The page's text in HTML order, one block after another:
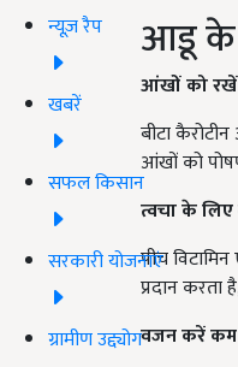
न्यूज़ रैप
खबरें
सफल किसान
सरकारी योजनाएं
ग्रामीण उद्द्योग
आडू के
आंखों को रखें
बीटा
आंखों को
त्वचा के
पीच
प्रदान करता
वजन करें कम